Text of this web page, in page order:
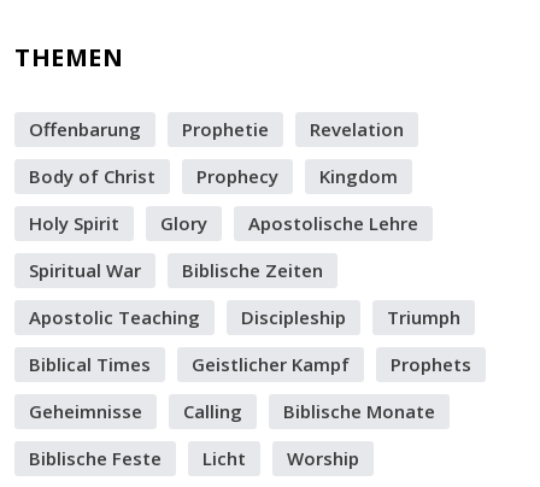
THEMEN
Offenbarung Prophetie
Revelation
Body of Christ
Prophecy
Kingdom
Holy Spirit
Glory
Apostolische Lehre
Spiritual War
Biblische Zeiten
Apostolic Teaching
Discipleship
Triumph
Biblical Times
Geistlicher Kampf
Prophets
Geheimnisse
Calling
Biblische Monate
Biblische Feste
Licht
Worship